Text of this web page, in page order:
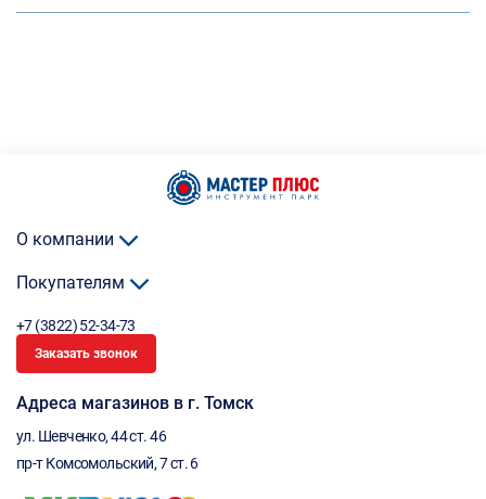
О компании
Покупателям
+7 (3822) 52-34-73
Заказать звонок
Адреса магазинов в г. Томск
ул. Шевченко, 44 ст. 46
пр-т Комсомольский, 7 ст. 6